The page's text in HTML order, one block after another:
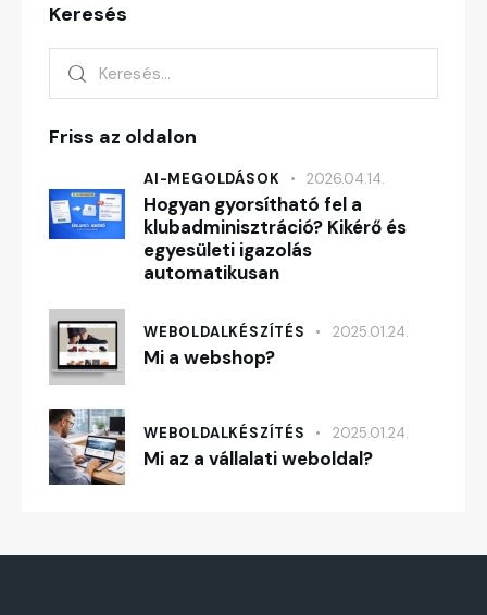
Keresés
Friss az oldalon
AI-MEGOLDÁSOK 2026.04.14.
Hogyan gyorsítható fel a
klubadminisztráció? Kikérő és
egyesületi igazolás
automatikusan
WEBOLDALKÉSZÍTÉS 2025.01.24.
Mi a webshop?
WEBOLDALKÉSZÍTÉS 2025.01.24.
Mi az a vállalati weboldal?